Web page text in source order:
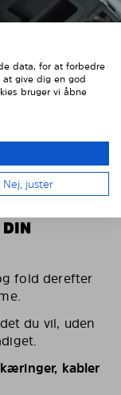
fold derefter
du vil, uden
kabler
data, for at forbedre
give dig en god
bruger vi åbne
Nej, juster